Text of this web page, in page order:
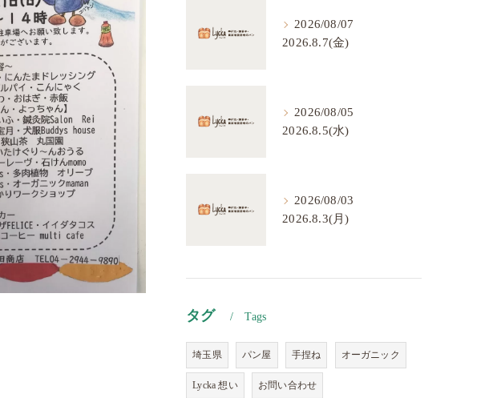
2026/08/07
2026.8.7(金)
2026/08/05
2026.8.5(水)
2026/08/03
2026.8.3(月)
タグ Tags
埼玉県 パン屋 手捏ね オーガニック
Lycka 想い お問い合わせ